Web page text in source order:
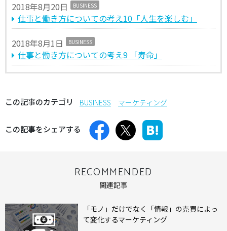
2018年8月20日 BUSINESS
仕事と働き方についての考え10「人生を楽しむ」
2018年8月1日 BUSINESS
仕事と働き方についての考え9 「寿命」
この記事のカテゴリ BUSINESS マーケティング
この記事をシェアする
RECOMMENDED
関連記事
「モノ」だけでなく「情報」の売買によっ
て変化するマーケティング